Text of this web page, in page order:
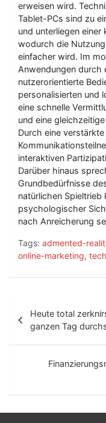
erweisen wird.
Tablet-PCs sind zu
und unterliegen einer
wodurch die
einfacher wird. Im
Anwendungen durch
nutzerorientierte
personalisierten und
eine schnelle
und eine
Durch eine
interaktiven
Darüber hinaus
Grundbedürfnisse
natürlichen Spieltrieb
psychologischer
nach Anreicherung
Tags: admented-
online-marketing,
e
i
a
Heute total
ganzen Tag